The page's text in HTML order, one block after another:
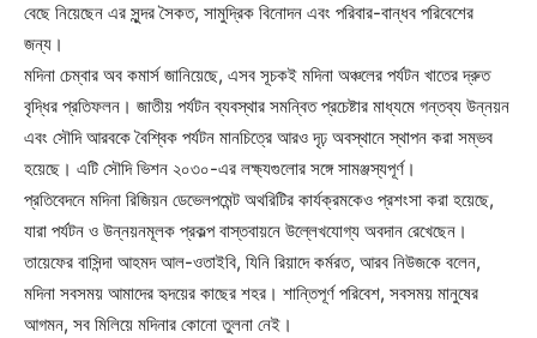
বেছে নিয়েছেন এর সুন্দর সৈকত, সামুদ্রিক বিনোদন এবং পরিবার-বান্ধব পরিবেশের
জন্য।
মদিনা চেম্বার অব কমার্স জানিয়েছে, এসব সূচকই মদিনা অঞ্চলের পর্যটন খাতের দ্রুত
বৃদ্ধির প্রতিফলন। জাতীয় পর্যটন ব্যবস্থার সমন্বিত প্রচেষ্টার মাধ্যমে গন্তব্য উন্নয়ন
এবং সৌদি আরবকে বৈশ্বিক পর্যটন মানচিত্রে আরও দৃঢ় অবস্থানে স্থাপন করা সম্ভব
হয়েছে। এটি সৌদি ভিশন ২০৩০-এর লক্ষ্যগুলোর সঙ্গে সামঞ্জস্যপূর্ণ।
প্রতিবেদনে মদিনা রিজিয়ন ডেভেলপমেন্ট অথরিটির কার্যক্রমকেও প্রশংসা করা হয়েছে,
যারা পর্যটন ও উন্নয়নমূলক প্রকল্প বাস্তবায়নে উল্লেখযোগ্য অবদান রেখেছেন।
তায়েফের বাসিন্দা আহমদ আল-ওতাইবি, যিনি রিয়াদে কর্মরত, আরব নিউজকে বলেন,
মদিনা সবসময় আমাদের হৃদয়ের কাছের শহর। শান্তিপূর্ণ পরিবেশ, সবসময় মানুষের
আগমন, সব মিলিয়ে মদিনার কোনো তুলনা নেই।